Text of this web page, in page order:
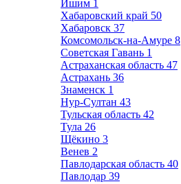
Ишим 1
Хабаровский край 50
Хабаровск 37
Комсомольск-на-Амуре 8
Советская Гавань 1
Астраханская область 47
Астрахань 36
Знаменск 1
Нур-Султан 43
Тульская область 42
Тула 26
Щёкино 3
Венев 2
Павлодарская область 40
Павлодар 39